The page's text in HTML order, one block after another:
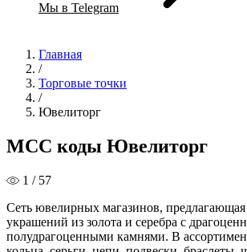
Мы в Telegram
Главная
/
Торговые точки
/
Ювелиторг
MCC коды Ювелиторг
1 / 57
Сеть ювелирных магазинов,
украшений из золота и серебра с
полудрагоценными камнями. В